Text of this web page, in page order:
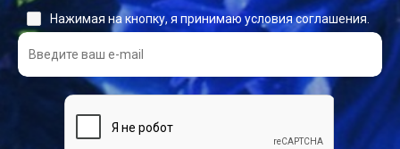
Нажимая на кнопку, я принимаю условия соглашения.